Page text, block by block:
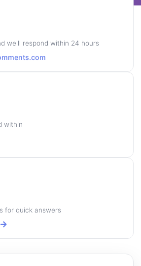
we'll respond within 24 hours
within
for quick answers